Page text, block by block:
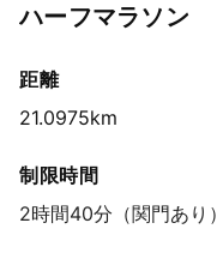
ハーフマラソン
距離
21.0975km
制限時間
2時間40分（関門あり）